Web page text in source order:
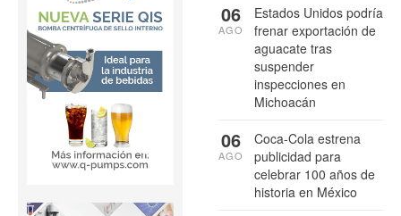
Estados Unidos podría
frenar exportación de
aguacate tras
suspender
inspecciones en
Michoacán
06
AGO
Coca-Cola estrena
publicidad para
celebrar 100 años de
historia en México
06
AGO